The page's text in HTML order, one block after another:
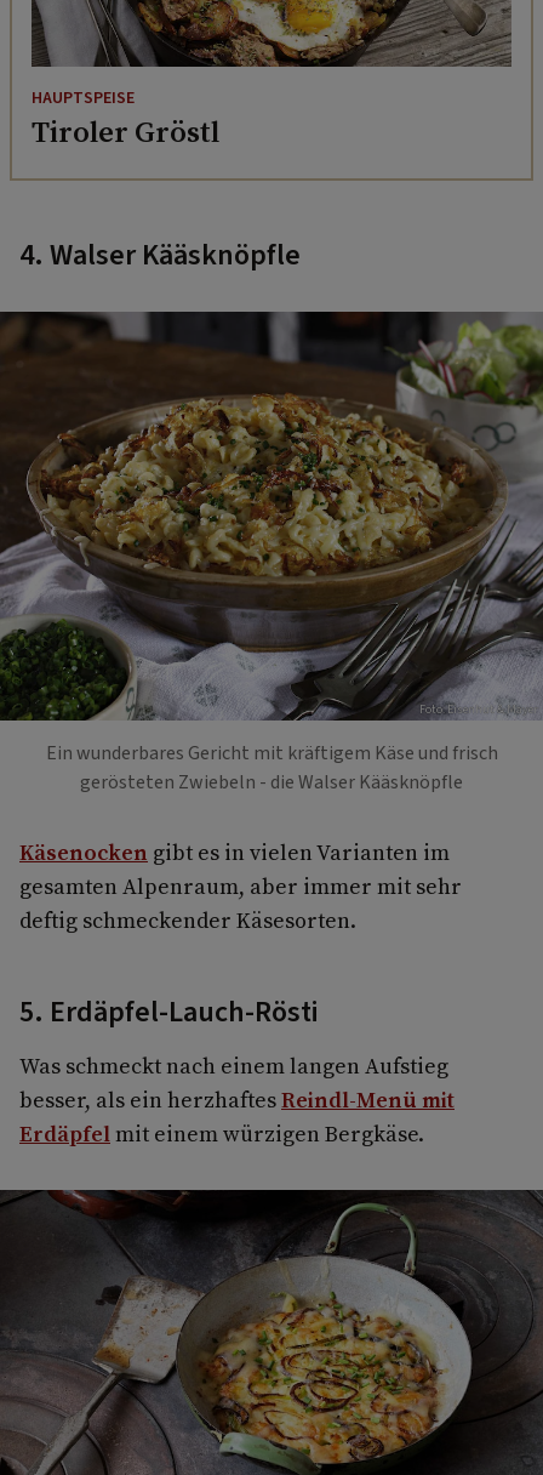
HAUPTSPEISE
Tiroler Gröstl
4. Walser Kääsknöpfle
Foto: Eisenhut & Mayer
Ein wunderbares Gericht mit kräftigem Käse und frisch
gerösteten Zwiebeln - die Walser Kääsknöpfle
Käsenocken gibt es in vielen Varianten im
gesamten Alpenraum, aber immer mit sehr
deftig schmeckender Käsesorten.
5. Erdäpfel-Lauch-Rösti
Was schmeckt nach einem langen Aufstieg
besser, als ein herzhaftesReindl-Menü mit
Erdäpfelmit einem würzigen Bergkäse.